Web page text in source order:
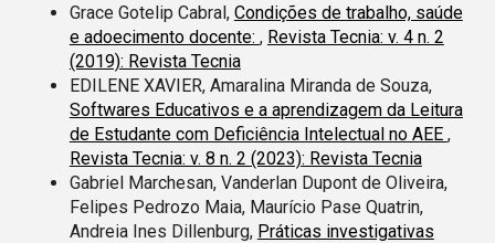
Grace Gotelip Cabral, Condições de trabalho, saúde
e adoecimento docente: , Revista Tecnia: v. 4 n. 2
(2019): Revista Tecnia
EDILENE XAVIER, Amaralina Miranda de Souza,
Softwares Educativos e a aprendizagem da Leitura
de Estudante com Deficiência Intelectual no AEE ,
Revista Tecnia: v. 8 n. 2 (2023): Revista Tecnia
Gabriel Marchesan, Vanderlan Dupont de Oliveira,
Felipes Pedrozo Maia, Maurício Pase Quatrin,
Andreia Ines Dillenburg, Práticas investigativas